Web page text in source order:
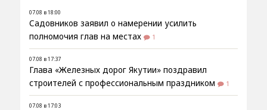
07.08 в 18:00
Садовников заявил о намерении усилить
полномочия глав на местах
1
07.08 в 17:37
Глава «Железных дорог Якутии» поздравил
строителей с профессиональным праздником
1
07.08 в 17:03